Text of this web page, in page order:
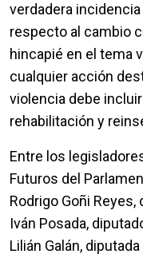
verdadera
respecto al cambio
hincapié en el tema
cualquier acción
violencia debe
rehabilitación y
Entre los
Futuros del
Rodrigo Goñi
Iván Posada,
Lilián Galán,